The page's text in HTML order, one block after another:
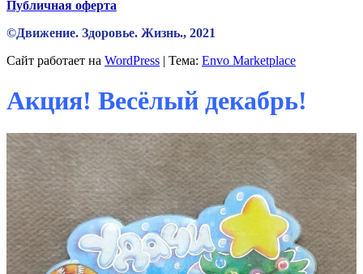
Публичная оферта
©Движение. Здоровье. Жизнь., 2021
Сайт работает на WordPress Тема: Envo Marketplace
Акция! Весёлый декабрь!